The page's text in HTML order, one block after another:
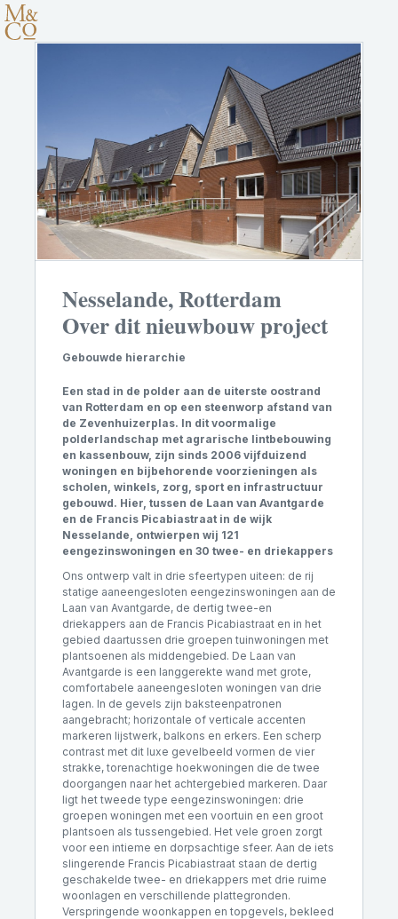
Nesselande, Rotterdam
Over dit nieuwbouw project
Gebouwde hierarchie
Een stad in de polder aan de uiterste oostrand
van Rotterdam en op een steenworp afstand van
de Zevenhuizerplas. In dit voormalige
polderlandschap met agrarische lintbebouwing
en kassenbouw, zijn sinds 2006 vijfduizend
woningen en bijbehorende voorzieningen als
scholen, winkels, zorg, sport en infrastructuur
gebouwd. Hier, tussen de Laan van Avantgarde
en de Francis Picabiastraat in de wijk
Nesselande, ontwierpen wij 121
eengezinswoningen en 30 twee- en driekappers
Ons ontwerp valt in drie sfeertypen uiteen: de rij
statige aaneengesloten eengezinswoningen aan de
Laan van Avantgarde, de dertig twee-en
driekappers aan de Francis Picabiastraat en in het
gebied daartussen drie groepen tuinwoningen met
plantsoenen als middengebied. De Laan van
Avantgarde is een langgerekte wand met grote,
comfortabele aaneengesloten woningen van drie
lagen. In de gevels zijn baksteenpatronen
aangebracht; horizontale of verticale accenten
markeren lijstwerk, balkons en erkers. Een scherp
contrast met dit luxe gevelbeeld vormen de vier
strakke, torenachtige hoekwoningen die de twee
doorgangen naar het achtergebied markeren. Daar
ligt het tweede type eengezinswoningen: drie
groepen woningen met een voortuin en een groot
plantsoen als tussengebied. Het vele groen zorgt
voor een intieme en dorpsachtige sfeer. Aan de iets
slingerende Francis Picabiastraat staan de dertig
geschakelde twee- en driekappers met drie ruime
woonlagen en verschillende plattegronden.
Verspringende woonkappen en topgevels, bekleed